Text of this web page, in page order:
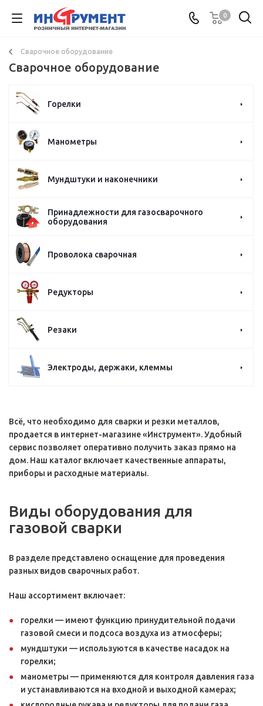
0
Сварочное оборудование
Сварочное оборудование
Горелки
Манометры
Мундштуки и наконечники
Принадлежности для газосварочного
оборудования
Проволока сварочная
Редукторы
Резаки
Электроды, держаки, клеммы
Всё, что необходимо для сварки и резки металлов,
продается в интернет-магазине «Инструмент». Удобный
сервис позволяет оперативно получить заказ прямо на
дом. Наш каталог включает качественные аппараты,
приборы и расходные материалы.
Виды оборудования для
газовой сварки
В разделе представлено оснащение для проведения
разных видов сварочных работ.
Наш ассортимент включает:
горелки — имеют функцию принудительной подачи
газовой смеси и подсоса воздуха из атмосферы;
мундштуки — используются в качестве насадок на
горелки;
манометры — применяются для контроля давления газа
и устанавливаются на входной и выходной камерах;